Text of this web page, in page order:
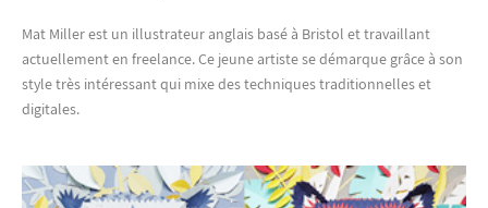
Mat Miller est un illustrateur anglais basé à Bristol et travaillant
actuellement en freelance. Ce jeune artiste se démarque grâce à son
style très intéressant qui mixe des techniques traditionnelles et
digitales.